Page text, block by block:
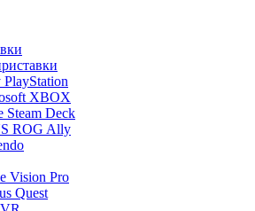
PlayStation
XBOX
Steam Deck
ROG Ally
Vision Pro
Quest